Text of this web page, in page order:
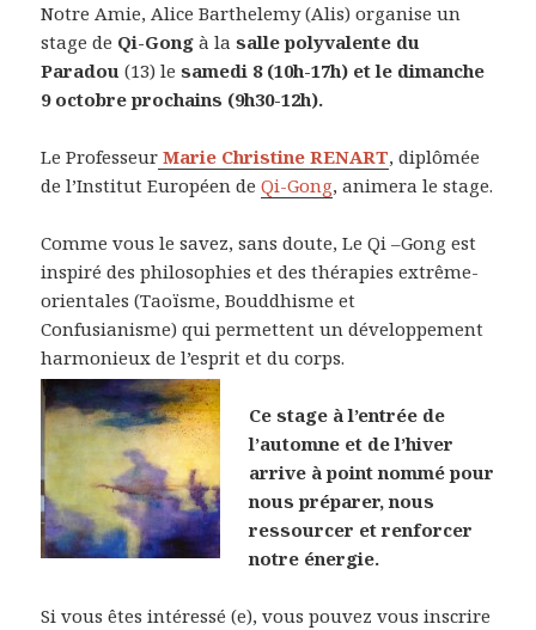
Notre Amie, Alice Barthelemy (Alis) organise un
stage de Qi-Gong à lasalle polyvalente du
Paradou (13) lesamedi 8 (10h-17h) et le dimanche
9 octobre prochains (9h30-12h).
Le Professeur Marie Christine RENART, diplômée
de l’Institut Européen deQi-Gong, animera le stage.
Comme vous le savez, sans doute, Le Qi –Gong est
inspiré des philosophies et des thérapies extrême-
orientales (Taoïsme, Bouddhisme et
Confusianisme) qui permettent un développement
harmonieux de l’esprit et du corps.
Ce stage à l’entrée de
l’automne et de l’hiver
arrive à point nommé pour
nous préparer, nous
ressourcer et renforcer
notre énergie.
Si vous êtes intéressé (e), vous pouvez vous inscrire